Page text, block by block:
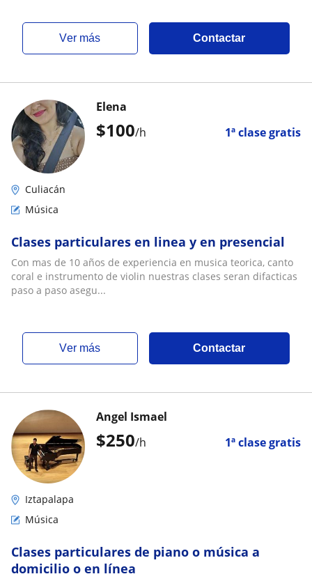
ver más Contactar
$100/h 1ª clase gratis
Elena
Culiacán
Música
Clases particulares en linea y en presencial
Con mas de 10 años de experiencia en musica teorica, canto
coral e instrumento de violin nuestras clases seran difacticas
paso a paso asegu...
ver más Contactar
$250/h 1ª clase gratis
Angel Ismael
Iztapalapa
Música
Clases particulares de piano o música a
domicilio o en línea